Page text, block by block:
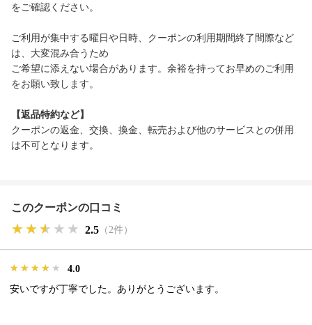
をご確認ください。
ご利用が集中する曜日や日時、クーポンの利用期間終了間際など
は、大変混み合うため
ご希望に添えない場合があります。余裕を持ってお早めのご利用
をお願い致します。
【返品特約など】
クーポンの返金、交換、換金、転売および他のサービスとの併用
は不可となります。
このクーポンの口コミ
★★★★★
★★★★★
★★★★★ 2.5 （2件）
★★★★★
★★★★★
★★★★★
4.0
安いですが丁寧でした。ありがとうございます。